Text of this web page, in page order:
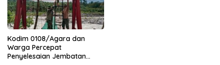
Kodim 0108/Agara dan
Warga Percepat
Penyelesaian Jembatan